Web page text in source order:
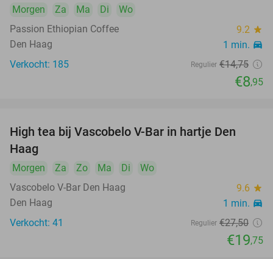
Morgen Za Ma Di
Wo
Passion Ethiopian Coffee
9.2 star
Den Haag 1 min. directions_car
Verkocht: 185 Regulier €14,75
€8,95
High tea bij Vascobelo V-Bar in hartje Den
Haag
Morgen Za Zo Ma Di
Wo
Vascobelo V-Bar Den Haag
9.6 star
Den Haag 1 min. directions_car
Verkocht: 41 Regulier €27,50
€19,75